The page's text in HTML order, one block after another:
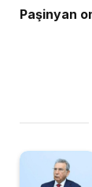
Paşinyan